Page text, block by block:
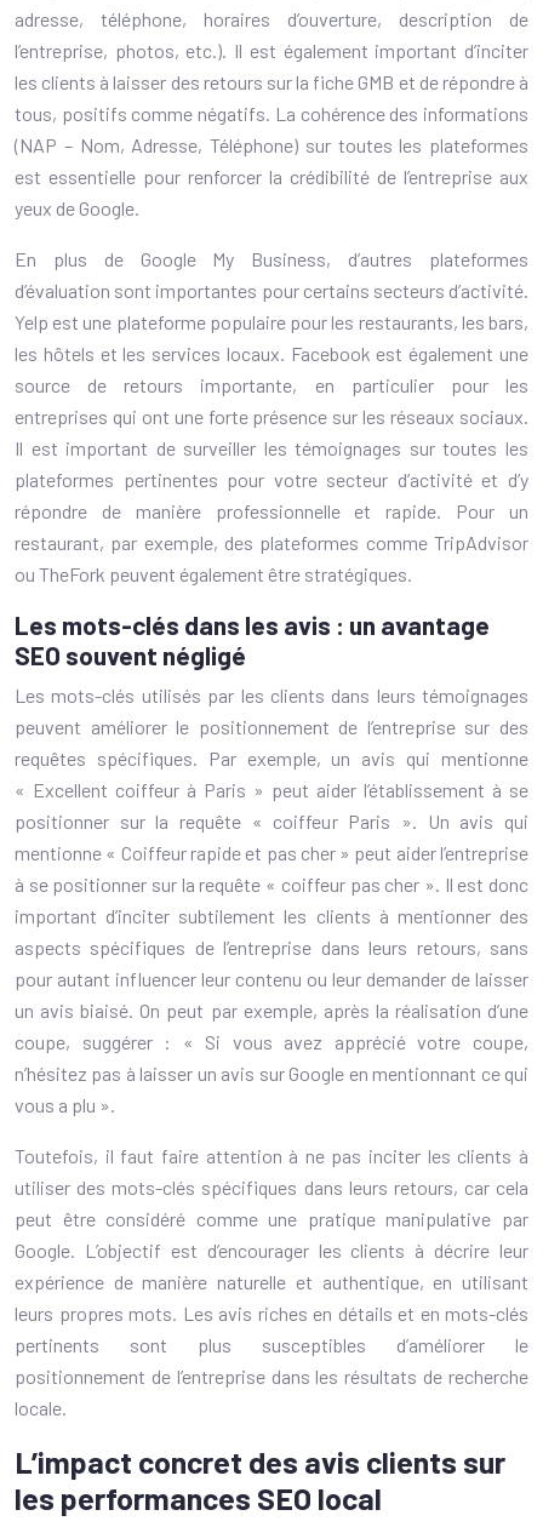
adresse, téléphone, horaires d’ouverture, description de
l’entreprise, photos, etc.). Il est également important d’inciter
les clients à laisser des retours sur la fiche GMB et de répondre à
tous, positifs comme négatifs. La cohérence des informations
(NAP – Nom, Adresse, Téléphone) sur toutes les plateformes
est essentielle pour renforcer la crédibilité de l’entreprise aux
yeux de Google.
En plus de Google My Business, d’autres plateformes
d’évaluation sont importantes pour certains secteurs d’activité.
Yelp est une plateforme populaire pour les restaurants, les bars,
les hôtels et les services locaux. Facebook est également une
source de retours importante, en particulier pour les
entreprises qui ont une forte présence sur les réseaux sociaux.
Il est important de surveiller les témoignages sur toutes les
plateformes pertinentes pour votre secteur d’activité et d’y
répondre de manière professionnelle et rapide. Pour un
restaurant, par exemple, des plateformes comme TripAdvisor
ou TheFork peuvent également être stratégiques.
Les mots-clés dans les avis : un avantage
SEO souvent négligé
Les mots-clés utilisés par les clients dans leurs témoignages
peuvent améliorer le positionnement de l’entreprise sur des
requêtes spécifiques. Par exemple, un avis qui mentionne
« Excellent coiffeur à Paris » peut aider l’établissement à se
positionner sur la requête « coiffeur Paris ». Un avis qui
mentionne « Coiffeur rapide et pas cher » peut aider l’entreprise
à se positionner sur la requête « coiffeur pas cher ». Il est donc
important d’inciter subtilement les clients à mentionner des
aspects spécifiques de l’entreprise dans leurs retours, sans
pour autant influencer leur contenu ou leur demander de laisser
un avis biaisé. On peut par exemple, après la réalisation d’une
coupe, suggérer : « Si vous avez apprécié votre coupe,
n’hésitez pas à laisser un avis sur Google en mentionnant ce qui
vous a plu ».
Toutefois, il faut faire attention à ne pas inciter les clients à
utiliser des mots-clés spécifiques dans leurs retours, car cela
peut être considéré comme une pratique manipulative par
Google. L’objectif est d’encourager les clients à décrire leur
expérience de manière naturelle et authentique, en utilisant
leurs propres mots. Les avis riches en détails et en mots-clés
pertinents sont plus susceptibles d’améliorer le
positionnement de l’entreprise dans les résultats de recherche
locale.
L’impact concret des avis clients sur
les performances SEO local